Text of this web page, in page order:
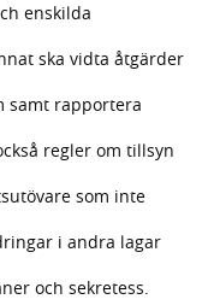
enskilda
ska vidta åtgärder
samt rapportera
regler om tillsyn
som inte
i andra lagar
och sekretess.